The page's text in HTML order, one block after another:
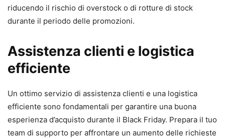
riducendo il rischio di overstock o di rotture di stock
durante il periodo delle promozioni.
Assistenza clienti e logistica
efficiente
Un ottimo servizio di assistenza clienti e una logistica
efficiente sono fondamentali per garantire una buona
esperienza d’acquisto durante il Black Friday. Prepara il tuo
team di supporto per affrontare un aumento delle richieste